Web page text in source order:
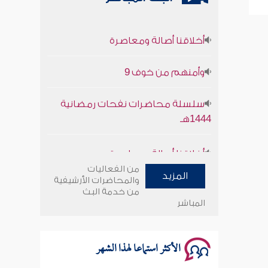
1444هـ
وأمنهم من خوف 9
سلسلة محاضرات نفحات رمضانية
المزيد
من الفعاليات
والمحاضرات الأرشيفية
من خدمة البث
المباشر
الأكثر استماعا لهذا الشهر